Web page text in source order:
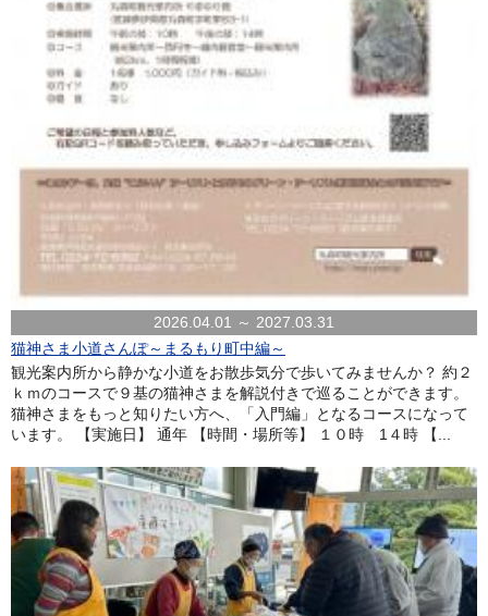
2026.04.01 ～ 2027.03.31
猫神さま小道さんぽ～まるもり町中編～
観光案内所から静かな小道をお散歩気分で歩いてみませんか？ 約２
ｋｍのコースで９基の猫神さまを解説付きで巡ることができます。
猫神さまをもっと知りたい方へ、「入門編」となるコースになって
います。 【実施日】 通年 【時間・場所等】 １０時 1４時 【...